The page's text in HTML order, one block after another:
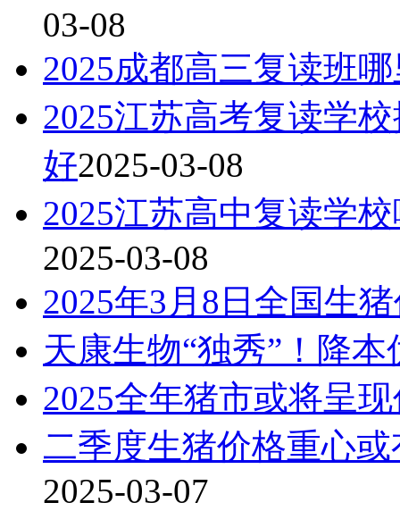
03-08
2025成都高三复读班
2025江苏高考复读学
好2025-03-08
2025江苏高中复读学
2025-03-08
2025年3月8日全国生
天康生物“独秀”！降
2025全年猪市或将呈
二季度生猪价格重心
2025-03-07